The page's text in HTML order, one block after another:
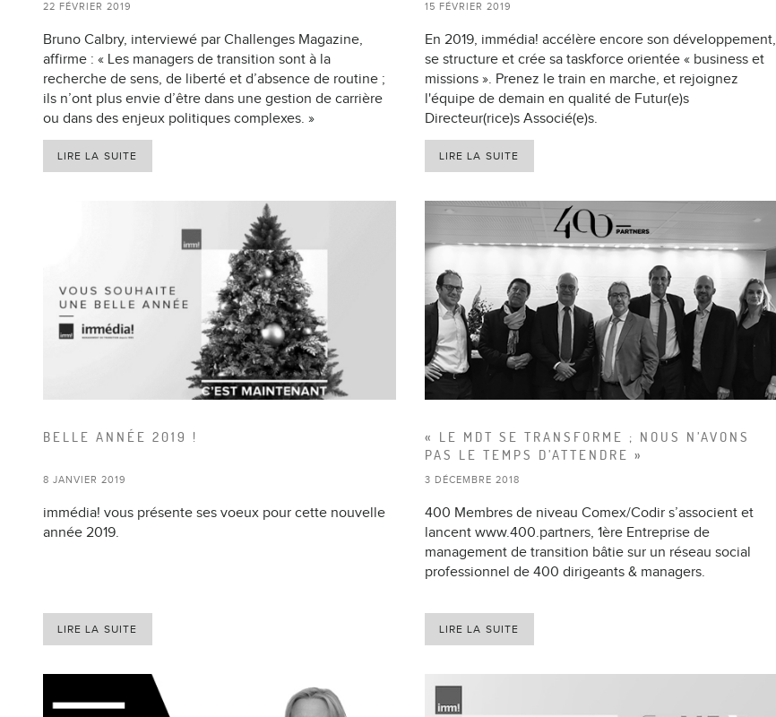
22 FÉVRIER 2019
Bruno Calbry, interviewé par Challenges Magazine,
affirme : « Les managers de transition sont à la
recherche de sens, de liberté et d’absence de routine ;
ils n’ont plus envie d’être dans une gestion de carrière
ou dans des enjeux politiques complexes. »
LIRE LA SUITE
15 FÉVRIER 2019
En 2019, immédia! accélère encore son développement,
se structure et crée sa taskforce orientée « business et
missions ». Prenez le train en marche, et rejoignez
l'équipe de demain en qualité de Futur(e)s
Directeur(rice)s Associé(e)s.
LIRE LA SUITE
BELLE ANNÉE 2019 !
8 JANVIER 2019
immédia! vous présente ses voeux pour cette nouvelle
année 2019.
LIRE LA SUITE
« LE MDT SE TRANSFORME ; NOUS N’AVONS
PAS LE TEMPS D’ATTENDRE »
3 DÉCEMBRE 2018
400 Membres de niveau Comex/Codir s’associent et
lancent www.400.partners, 1ère Entreprise de
management de transition bâtie sur un réseau social
professionnel de 400 dirigeants & managers.
LIRE LA SUITE